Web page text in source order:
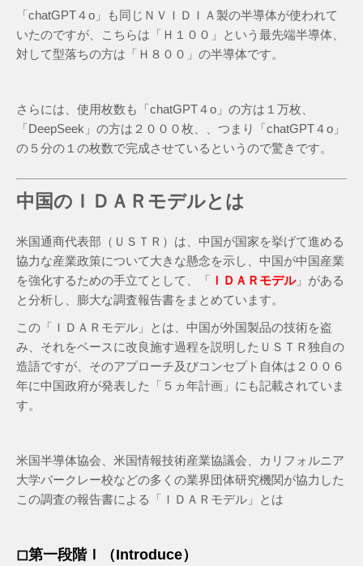
「chatGPT４o」も同じＮＶＩＤＩＡ製の半導体が使われて
いたのですが、こちらは「Ｈ１００」という最先端半導体、
対して型落ちの方は「Ｈ８００」の半導体です。
さらには、使用枚数も「chatGPT４o」の方は１万枚、
「DeepSeek」の方は２０００枚、、つまり「chatGPT４o」
の５分の１の枚数で完成させているというので驚きです。
中国のＩＤＡＲモデルとは
米国通商代表部（ＵＳＴＲ）は、中国が国家を挙げて進める
協力な産業政策について大きな懸念を示し、中国が中国産業
を強化するための手立てとして、「 ＩＤＡＲモデル」がある
と分析し、膨大な調査報告書をまとめています。
この「ＩＤＡＲモデル」とは、中国が外国製品の技術を盗
み、それをベースに改良施す過程を説明したＵＳＴＲ独自の
造語ですが、そのアプローチ及びコンセプト自体は２００６
年に中国政府が発表した「５ヵ年計画」にも記載されていま
す。
米国半導体協会、米国情報技術産業協議会、カリフォルニア
大学バークレー校などの多くの業界団体研究機関が協力した
この調査の報告書による「ＩＤＡＲモデル」とは
◻︎第一段階Ｉ（Introduce）